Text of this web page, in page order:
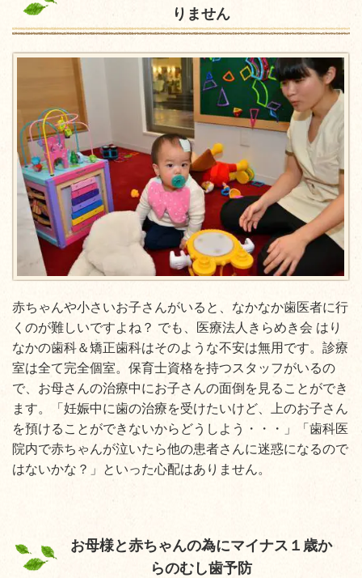
りません
赤ちゃんや小さいお子さんがいると、なかなか歯医者に行
くのが難しいですよね？ でも、医療法人きらめき会 はり
なかの歯科＆矯正歯科はそのような不安は無用です。診療
室は全て完全個室。保育士資格を持つスタッフがいるの
で、お母さんの治療中にお子さんの面倒を見ることができ
ます。「妊娠中に歯の治療を受けたいけど、上のお子さん
を預けることができないからどうしよう・・・」「歯科医
院内で赤ちゃんが泣いたら他の患者さんに迷惑になるので
はないかな？」といった心配はありません。
お母様と赤ちゃんの為にマイナス１歳か
らのむし歯予防